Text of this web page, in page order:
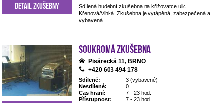
Sdílená hudební zkušebna na křižovatce ulic
Křenová/Vlhká. Zkušebna je vytápěná, zabezpečená a
vybavená.
Detail zkušebny
Soukromá zkušebna
Pisárecká 11, BRNO
+420 603 494 178
Sdílené:
3 (vybavené)
Nesdílené:
0
Čas hraní:
7 - 23 hod.
Přístupnost:
7 - 23 hod.